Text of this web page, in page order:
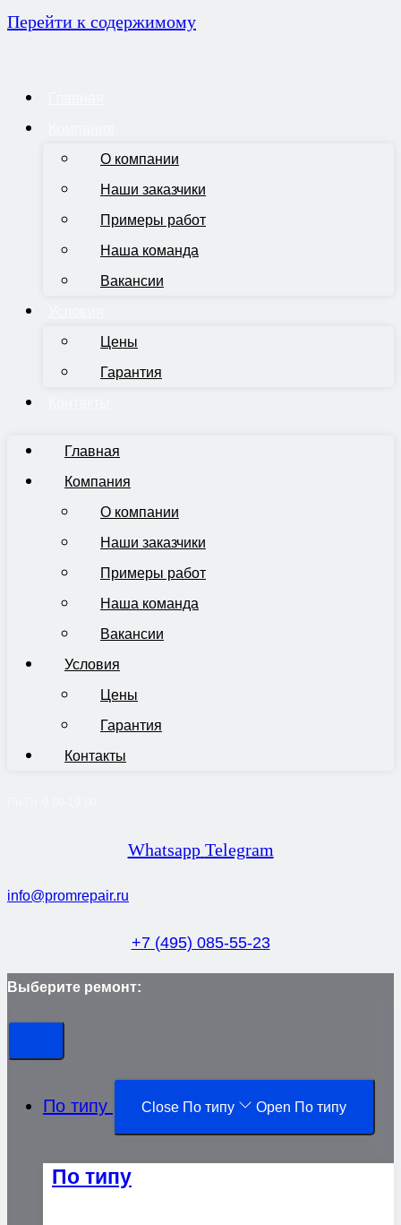
Перейти к содержимому
О компании
Наши заказчики
Примеры работ
Наша команда
Вакансии
Цены
Гарантия
Главная
Компания
О компании
Наши заказчики
Примеры работ
Наша команда
Вакансии
Условия
Цены
Гарантия
Контакты
Whatsapp Telegram
info@promrepair.ru
+7 (495) 085-55-23
Выберите ремонт:
По типу Close По типу Open По типу
По типу